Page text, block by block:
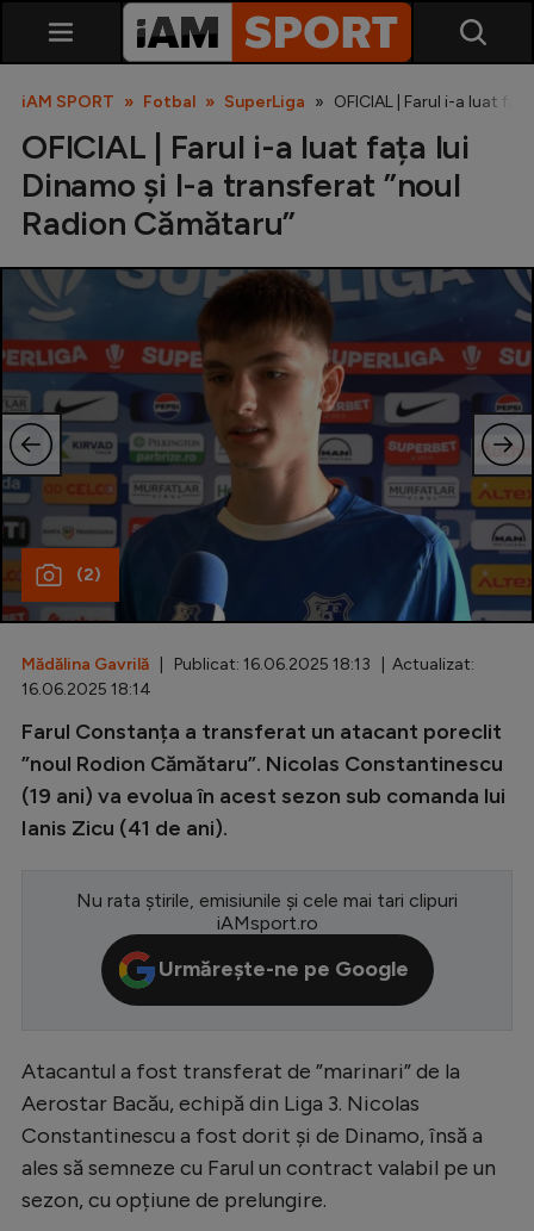
SuperLiga
Liga 2
Cupa României
Echipa Națională
U21
Fotbal feminin
Diverse
Inedit
Champions League
Conference League
CM 2026
Premier League
Serie A
Bundesliga
Ligue 1
iAM SPORT Fotbal SuperLiga OFICIAL | Farul i-a luat
OFICIAL | Farul i-a luat fața lui
Dinamo și l-a transferat ”noul
Radion Cămătaru”
(2)
Mădălina Gavrilă | Publicat: 16.06.2025 18:13 | Actualizat:
16.06.2025 18:14
Farul Constanța a transferat un atacant poreclit
”noul Rodion Cămătaru”. Nicolas Constantinescu
(19 ani) va evolua în acest sezon sub comanda lui
Ianis Zicu (41 de ani).
Nu rata știrile, emisiunile și cele mai tari clipuri
iAMsport.ro
Urmărește-ne pe Google
Atacantul a fost transferat de ”marinari” de la
Aerostar Bacău, echipă din Liga 3. Nicolas
Constantinescu a fost dorit și de Dinamo, însă a
ales să semneze cu Farul un contract valabil pe un
sezon, cu opțiune de prelungire.